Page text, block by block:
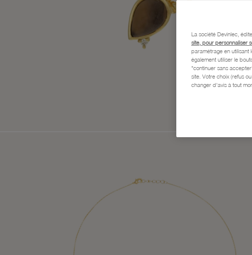
La société Devinlec,
site, pour personnaliser
paramétrage en utilisant
également utiliser le
"continuer sans
site. Votre choix (refus
changer d'avis à tout